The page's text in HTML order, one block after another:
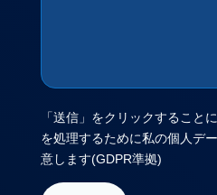
「送信」をクリックすること
を処理するために私の個人デ
意します(GDPR準拠)